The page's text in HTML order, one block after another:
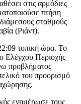
στις αρμόδιες
πτήση
σταθμούς
(Ριάντ).
τοπική ώρα. Το
Ελέγχου Περιοχής
προβλήματος
του προορισμό
ενημέρωσε τους